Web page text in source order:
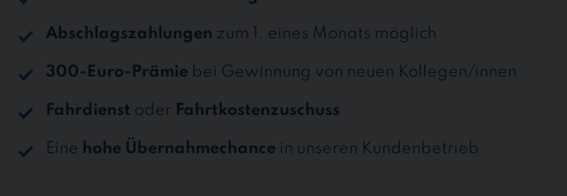
Abschlagszahlungen zum 1. eines Monats möglich
300-Euro-Prämie bei Gewinnung von neuen Kollegen/innen
Fahrdienst oder Fahrtkostenzuschuss
Eine hohe Übernahmechance in unseren Kundenbetrieb